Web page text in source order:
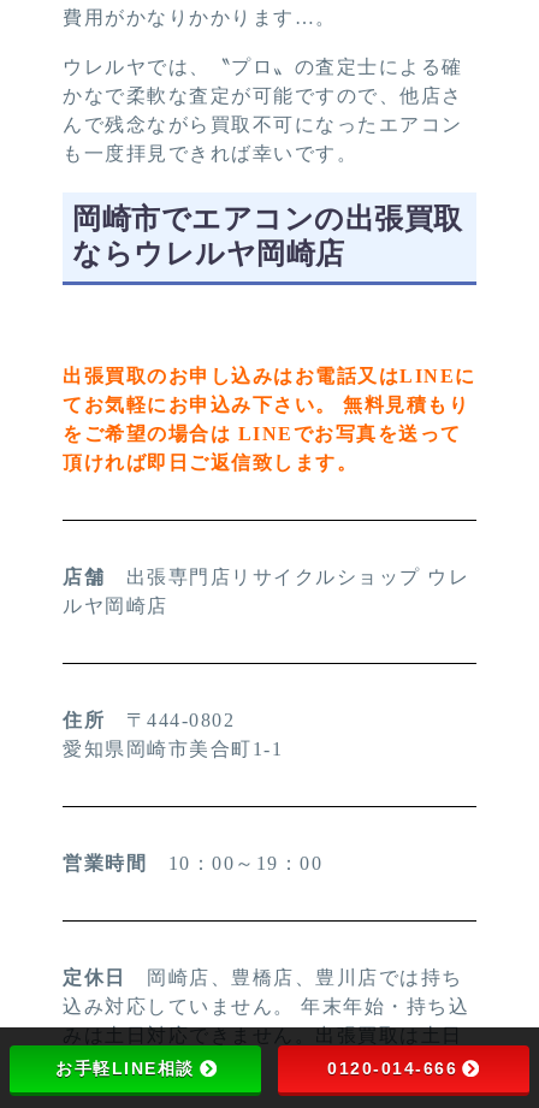
費用がかなりかかります…。
ウレルヤでは、〝プロ〟の査定士による確
かなで柔軟な査定が可能ですので、他店さ
んで残念ながら買取不可になったエアコン
も一度拝見できれば幸いです。
岡崎市でエアコンの出張買取
ならウレルヤ岡崎店
出張買取のお申し込みはお電話又はLINEに
てお気軽にお申込み下さい。 無料見積もり
をご希望の場合は LINEでお写真を送って
頂ければ即日ご返信致します。
店舗 出張専門店リサイクルショップ ウレ
ルヤ岡崎店
住所 〒444-0802
愛知県岡崎市美合町1-1
営業時間 10：00～19：00
定休日
岡崎店、豊橋店、豊川店では持ち
込み対応していません。 年末年始・持ち込
みは土日対応できません。出張買取は土日
も営業しています
お手軽LINE相談 0120-014-666